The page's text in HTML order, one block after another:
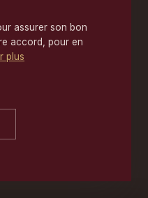
assurer son bon
accord, pour en
plus